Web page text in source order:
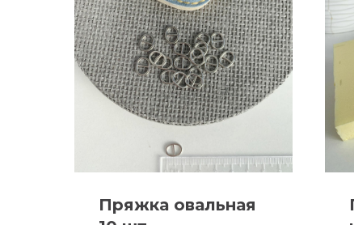
Пряжка овальная